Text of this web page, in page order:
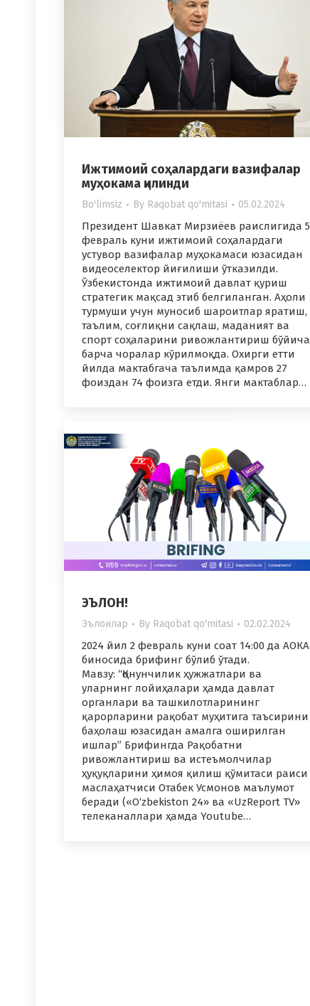
Ижтимоий соҳалардаги вазифалар
муҳокама қилинди
Bo'limsiz By Raqobat qo'mitasi 05.02.2024
Президент Шавкат Мирзиёев раислигида 5
февраль куни ижтимоий соҳалардаги
устувор вазифалар муҳокамаси юзасидан
видеоселектор йиғилиши ўтказилди.
Ўзбекистонда ижтимоий давлат қуриш
стратегик мақсад этиб белгиланган. Аҳоли
турмуши учун муносиб шароитлар яратиш,
таълим, соғлиқни сақлаш, маданият ва
спорт соҳаларини ривожлантириш бўйича
барча чоралар кўрилмоқда. Охирги етти
йилда мактабгача таълимда қамров 27
фоиздан 74 фоизга етди. Янги мактаблар…
ЭЪЛОН!
Эълонлар By Raqobat qo'mitasi 02.02.2024
2024 йил 2 февраль куни соат 14:00 да АОКА
биносида брифинг бўлиб ўтади.
Мавзу: “Қонунчилик ҳужжатлари ва
уларнинг лойиҳалари ҳамда давлат
органлари ва ташкилотларининг
қарорларини рақобат муҳитига таъсирини
баҳолаш юзасидан амалга оширилган
ишлар” Брифингда Рақобатни
ривожлантириш ва истеъмолчилар
ҳуқуқларини ҳимоя қилиш қўмитаси раиси
маслаҳатчиси Отабек Усмонов маълумот
беради («O‘zbekiston 24» ва «UzReport TV»
телеканаллари ҳамда Youtube…